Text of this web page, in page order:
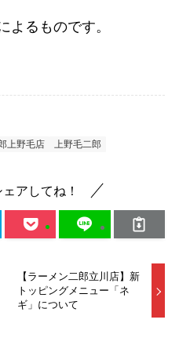
るものです。
上野毛店 上野毛二郎
アしてね！
【ラーメン二郎立川店】新
トッピングメニュー「ネ
ギ」について